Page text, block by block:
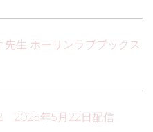
生 ホーリンラブブックス
2025年5月22日配信